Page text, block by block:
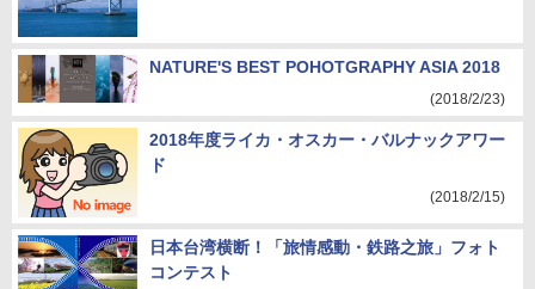
NATURE'S BEST POHOTGRAPHY ASIA 2018
(2018/2/23)
2018年度ライカ・オスカー・バルナックアワー
ド
(2018/2/15)
日本台湾横断！「旅情感動・鉄路之旅」フォト
コンテスト